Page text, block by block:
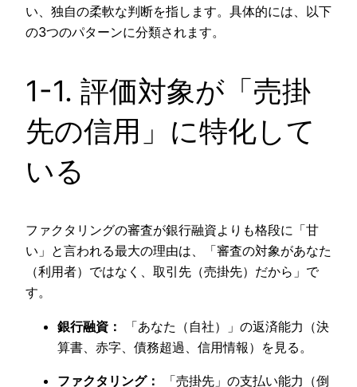
い、独自の柔軟な判断を指します。具体的には、以下
の3つのパターンに分類されます。
1-1. 評価対象が「売掛
先の信用」に特化して
いる
ファクタリングの審査が銀行融資よりも格段に「甘
い」と言われる最大の理由は、「審査の対象があなた
（利用者）ではなく、取引先（売掛先）だから」で
す。
銀行融資：
「あなた（自社）」の返済能力（決
算書、赤字、債務超過、信用情報）を見る。
ファクタリング：
「売掛先」の支払い能力（倒